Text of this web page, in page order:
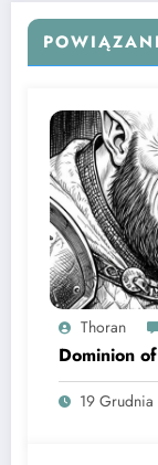
Thoran
Dominion
19